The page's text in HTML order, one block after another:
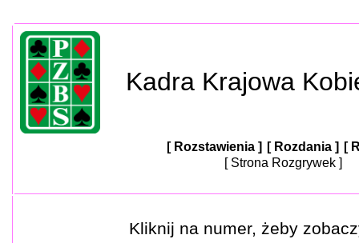
Kadra Krajowa
[ Rozstawienia ] [ Rozdania ]
[
[ Strona Rozgrywek ]
Kliknij na numer, żeby